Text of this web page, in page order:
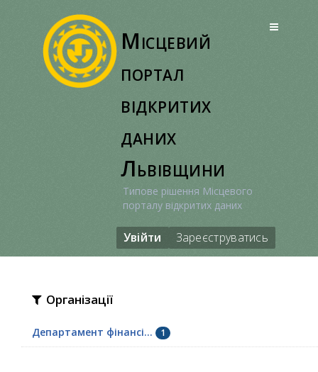
Місцевий
портал
відкритих
даних
Львівщини
Типове рішення Місцевого
порталу відкритих даних
Увійти Зареєструватись
Організації
Департамент фінансі... 1